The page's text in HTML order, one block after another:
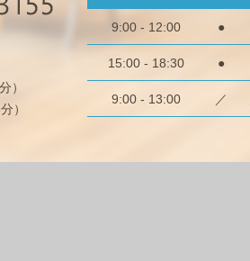
）
）
9:00 - 12:00 ●
15:00 - 18:30 ●
9:00 - 13:00 ／